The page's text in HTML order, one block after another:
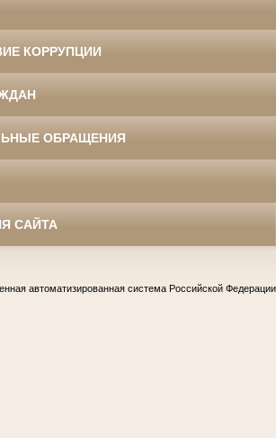
КОРРУПЦИИ
ОБРАЩЕНИЯ
САЙТА
автоматизированная система Российской